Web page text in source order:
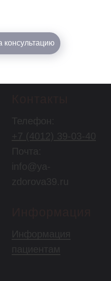
консультацию